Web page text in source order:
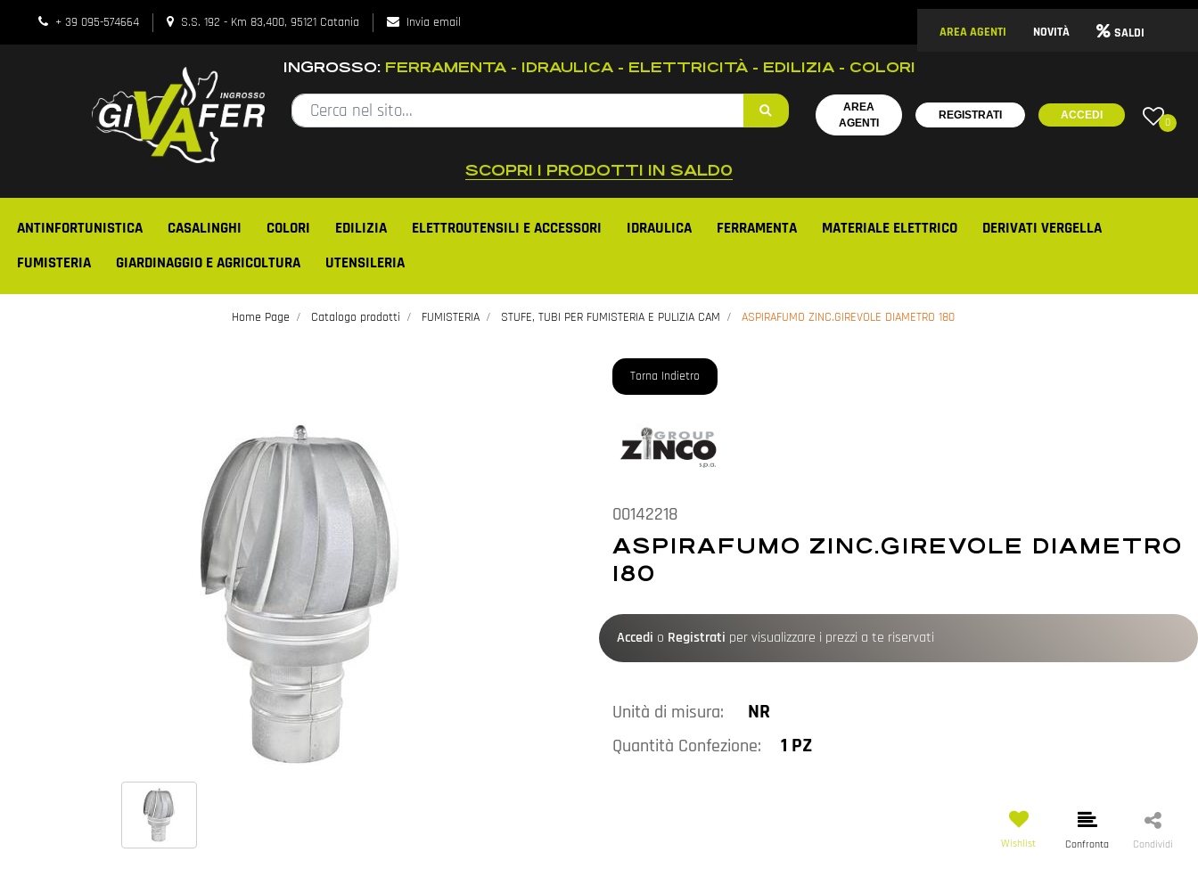
+ 39 095-574664 S.S. 192 - Km 83,400, 95121 Catania Invia email
AREA AGENTI NOVITÀ SALDI
INGROSSO:FERRAMENTA - IDRAULICA - ELETTRICITÀ - EDILIZIA - COLORI
AREA
AGENTI
REGISTRATI ACCEDI
0
SCOPRI I PRODOTTI IN SALD0
ANTINFORTUNISTICA CASALINGHI COLORI EDILIZIA ELETTROUTENSILI E ACCESSORI IDRAULICA FERRAMENTA MATERIALE ELETTRICO
DERIVATI VERGELLA
FUMISTERIA
GIARDINAGGIO E AGRICOLTURA UTENSILERIA
Home Page Catalogo prodotti FUMISTERIA STUFE, TUBI PER FUMISTERIA E PULIZIA CAM ASPIRAFUMO ZINC.GIREVOLE DIAMETRO 180
Torna Indietro
00142218
ASPIRAFUMO ZINC.GIREVOLE DIAMETRO
180
Accedi o Registrati per visualizzare i prezzi a te riservati
Unità di misura: NR
Quantità Confezione: 1 PZ
Wishlist Confronta Condividi